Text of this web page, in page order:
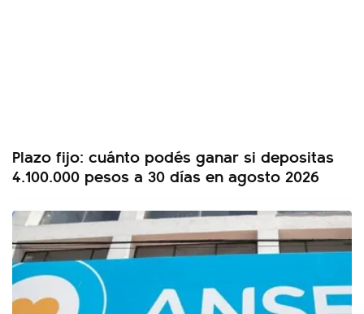
Plazo fijo: cuánto podés ganar si depositas
4.100.000 pesos a 30 días en agosto 2026